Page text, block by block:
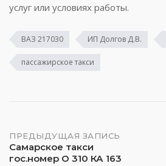
услуг или условиях работы.
ВАЗ 217030 ИП Долгов Д.В.
пассажирское такси
Навигация
ПРЕДЫДУЩАЯ ЗАПИСЬ
Самарское такси
гос.номер О 310 КА 163